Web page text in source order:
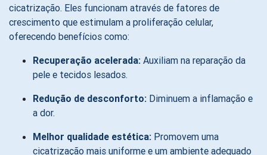
cicatrização. Eles funcionam através de fatores de
crescimento que estimulam a proliferação celular,
oferecendo benefícios como:
Recuperação acelerada: Auxiliam na reparação da
pele e tecidos lesados.
Redução de desconforto: Diminuem a inflamação e
a dor.
Melhor qualidade estética: Promovem uma
cicatrização mais uniforme e um ambiente adequado